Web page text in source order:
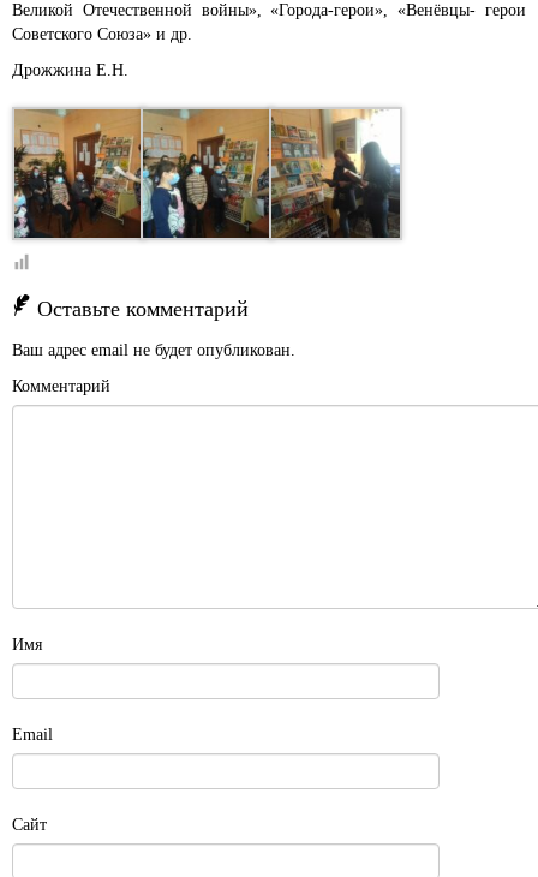
Великой Отечественной войны», «Города-герои», «Венёвцы- герои
Советского Союза» и др.
Дрожжина Е.Н.
Оставьте комментарий
Ваш адрес email не будет опубликован.
Комментарий
Имя
Email
Сайт